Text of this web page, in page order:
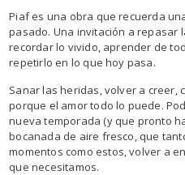
Piaf es una obra que recuerda
pasado. Una invitación a repasar
recordar lo vivido, aprender de
repetirlo en lo que hoy pasa.
Sanar las heridas, volver a creer,
porque el amor todo lo puede.
nueva temporada (y que pronto
bocanada de aire fresco, que
momentos como estos, volver a
que necesitamos.